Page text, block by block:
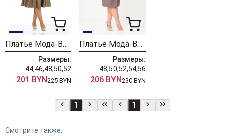
Платье Мода-Версаль 2564 коричневый
Размеры:
44,46,48,50,52
201 BYN225 BYN
Платье Мода-Версаль 2559 коричневый
Размеры:
48,50,52,54,56
206 BYN230 BYN
1 1
Смотрите также: